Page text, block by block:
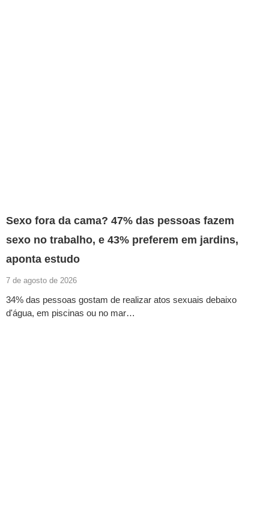
Sexo fora da cama? 47% das pessoas fazem
sexo no trabalho, e 43% preferem em jardins,
aponta estudo
7 de agosto de 2026
34% das pessoas gostam de realizar atos sexuais debaixo
d'água, em piscinas ou no mar…